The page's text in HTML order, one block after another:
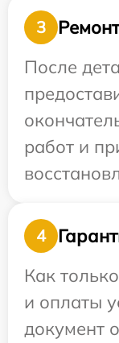
3
После
работ и
4
Как
и оплаты
документ